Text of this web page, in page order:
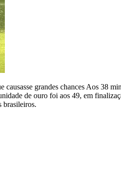
grandes chances Aos 38
de ouro foi aos 49, em
brasileiros.